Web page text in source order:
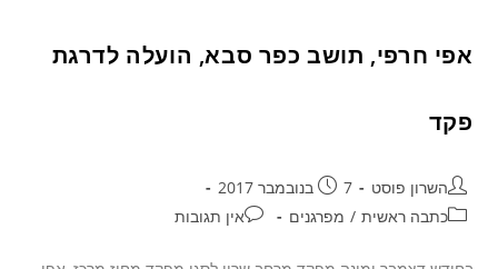
אפי חרפי, תושב כפר סבא, הועלה לדרגת
פקד
השרון פוסט
7 בנובמבר 2017
כתבה ראשית / מפרגנים אין תגובות